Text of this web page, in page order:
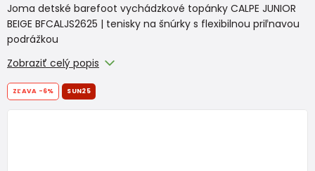
Joma detské barefoot vychádzkové topánky CALPE JUNIOR
BEIGE BFCALJS2625 | tenisky na šnúrky s flexibilnou priľnavou
podrážkou
Zobraziť celý popis
ZĽAVA -6% SUN25